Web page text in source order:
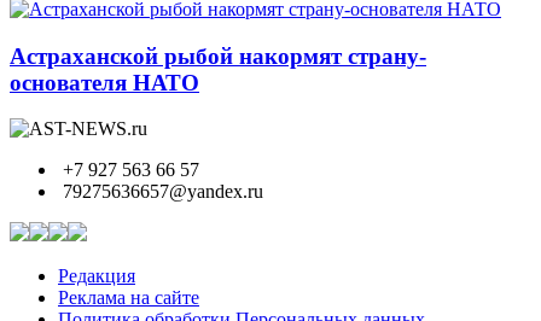
Астраханской рыбой накормят страну-
основателя НАТО
+7 927 563 66 57
79275636657@yandex.ru
Редакция
Реклама на сайте